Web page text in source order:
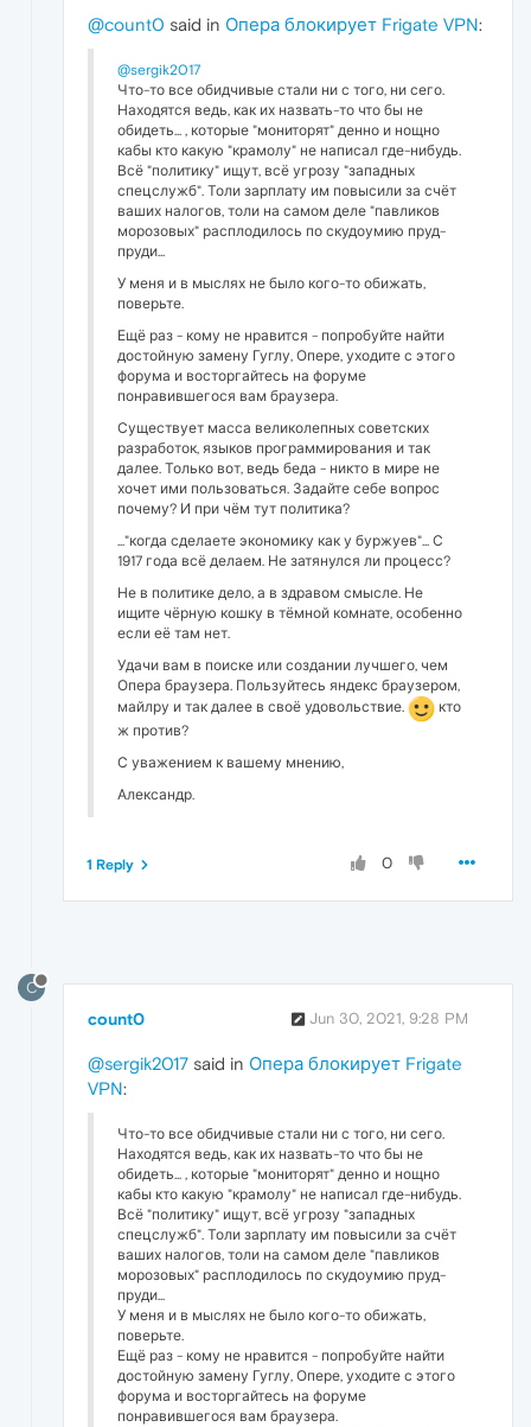
@count0 said in Опера блокирует Frigate VPN:
@sergik2017
Что-то все обидчивые стали ни с того, ни сего.
Находятся ведь, как их назвать-то что бы не
обидеть... , которые "мониторят" денно и нощно
кабы кто какую "крамолу" не написал где-нибудь.
Всё "политику" ищут, всё угрозу "западных
спецслужб". Толи зарплату им повысили за счёт
ваших налогов, толи на самом деле "павликов
морозовых" расплодилось по скудоумию пруд-
пруди...
У меня и в мыслях не было кого-то обижать,
поверьте.
Ещё раз - кому не нравится - попробуйте найти
достойную замену Гуглу, Опере, уходите с этого
форума и восторгайтесь на форуме
понравившегося вам браузера.
Существует масса великолепных советских
разработок, языков программирования и так
далее. Только вот, ведь беда - никто в мире не
хочет ими пользоваться. Задайте себе вопрос
почему? И при чём тут политика?
..."когда сделаете экономику как у буржуев"... С
1917 года всё делаем. Не затянулся ли процесс?
Не в политике дело, а в здравом смысле. Не
ищите чёрную кошку в тёмной комнате, особенно
если её там нет.
Удачи вам в поиске или создании лучшего, чем
Опера браузера. Пользуйтесь яндекс браузером,
майлру и так далее в своё удовольствие.
кто
ж против?
С уважением к вашему мнению,
Александр.
0
1 Reply
C
count0 Jun 30, 2021, 9:28 PM
@sergik2017 said in Опера блокирует Frigate
VPN:
Что-то все обидчивые стали ни с того, ни сего.
Находятся ведь, как их назвать-то что бы не
обидеть... , которые "мониторят" денно и нощно
кабы кто какую "крамолу" не написал где-нибудь.
Всё "политику" ищут, всё угрозу "западных
спецслужб". Толи зарплату им повысили за счёт
ваших налогов, толи на самом деле "павликов
морозовых" расплодилось по скудоумию пруд-
пруди...
У меня и в мыслях не было кого-то обижать,
поверьте.
Ещё раз - кому не нравится - попробуйте найти
достойную замену Гуглу, Опере, уходите с этого
форума и восторгайтесь на форуме
понравившегося вам браузера.